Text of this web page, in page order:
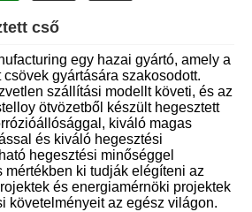
cső
egy hazai gyártó, amely a
gyártására szakosodott.
szállítási modellt követi, és az
ötvözetből készült hegesztett
kiváló magas
és kiváló hegesztési
hegesztési minőséggel
mértékben ki tudják elégíteni az
és energiamérnöki projektek
követelményeit az egész világon.